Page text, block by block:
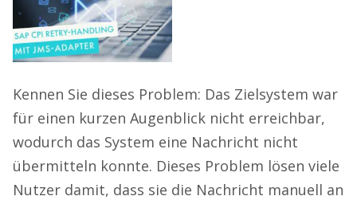
Kennen Sie dieses Problem: Das Zielsystem war
für einen kurzen Augenblick nicht erreichbar,
wodurch das System eine Nachricht nicht
übermitteln konnte. Dieses Problem lösen viele
Nutzer damit, dass sie die Nachricht manuell an